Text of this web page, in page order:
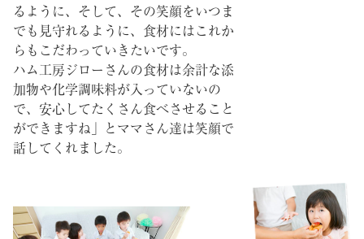
るように、そして、その笑顔をいつま
でも見守れるように、食材にはこれか
らもこだわっていきたいです。
ハム工房ジローさんの食材は余計な添
加物や化学調味料が入っていないの
で、安心してたくさん食べさせること
ができますね」とママさん達は笑顔で
話してくれました。